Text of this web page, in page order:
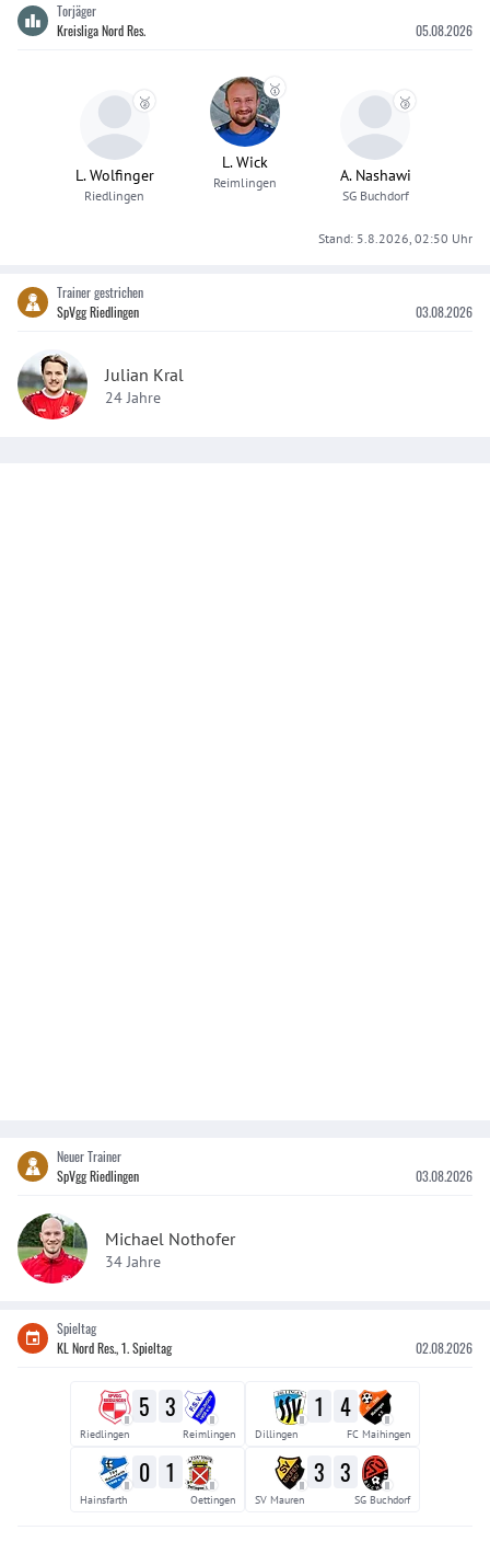
Torjäger
Kreisliga Nord Res.
05.08.2026
🥈
L. Wolfinger
Riedlingen
🥇
L. Wick
Reimlingen
🥉
A. Nashawi
SG Buchdorf
Stand: 5.8.2026, 02:50 Uhr
Trainer gestrichen
SpVgg Riedlingen
03.08.2026
Julian Kral
24 Jahre
Neuer Trainer
SpVgg Riedlingen
03.08.2026
Michael Nothofer
34 Jahre
Spieltag
KL Nord Res., 1. Spieltag
02.08.2026
II 5 3 II
Riedlingen Reimlingen
II 1 4 II
Dillingen FC Maihingen
II 0 1 II
Hainsfarth Oettingen
II 3 3 II
SV Mauren SG Buchdorf